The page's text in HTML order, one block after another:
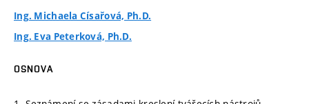
Ing. Michaela Císařová, Ph.D.
Ing. Eva Peterková, Ph.D.
OSNOVA